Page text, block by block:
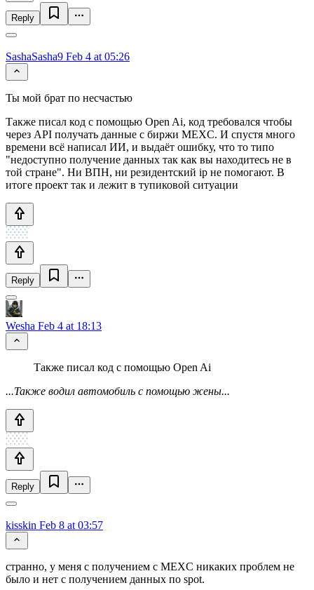
Reply
SashaSasha9 Feb 4 at 05:26
Ты мой брат по несчастью
Также писал код с помощью Open Ai, код требовался чтобы
через API получать данные с биржи MEXC. И спустя много
времени всё написал ИИ, и выдаёт ошибку, что то типо
"недоступно получение данных так как вы находитесь не в
той стране". Ни ВПН, ни резидентский ip не помогают. В
итоге проект так и лежит в тупиковой ситуации
Reply
Wesha Feb 4 at 18:13
Также писал код с помощью Open Ai
...Также водил автомобиль с помощью жены...
Reply
kisskin Feb 8 at 03:57
странно, у меня с получением с MEXC никаких проблем не
было и нет с получением данных по spot.